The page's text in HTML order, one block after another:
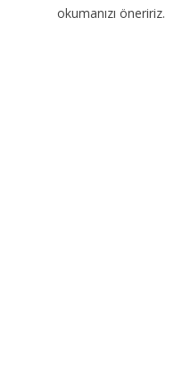
okumanızı öneririz.